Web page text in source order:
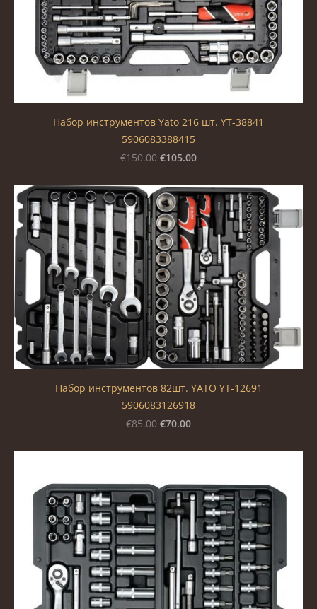
Набор инструментов Yato 216 шт. YT-38841
5906083388415
€150.00 €105.00
Набор инструментов 82шт. YATO YT-12691
5906083126918
€85.00 €70.00